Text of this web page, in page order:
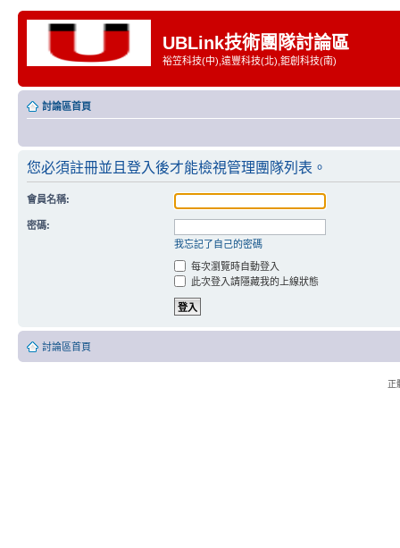
UBLink技術團隊討論區
裕笠科技(中),遠豐科技(北),鉅創科技(南)
討論區首頁
您必須註冊並且登入後才能檢視管理團隊列表。
會員名稱:
密碼:
我忘記了自己的密碼
每次瀏覽時自動登入
此次登入請隱藏我的上線狀態
討論區首頁
正